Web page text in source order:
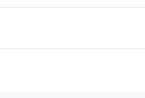
测量员 政府平台